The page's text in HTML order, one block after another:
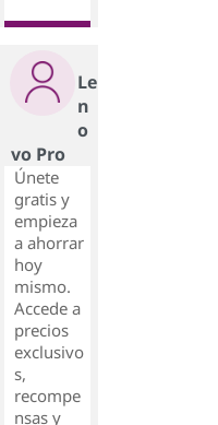
Le
n
o
vo Pro
Únete
gratis y
empieza
a ahorrar
hoy
mismo.
Accede a
precios
exclusivo
s,
recompe
nsas y